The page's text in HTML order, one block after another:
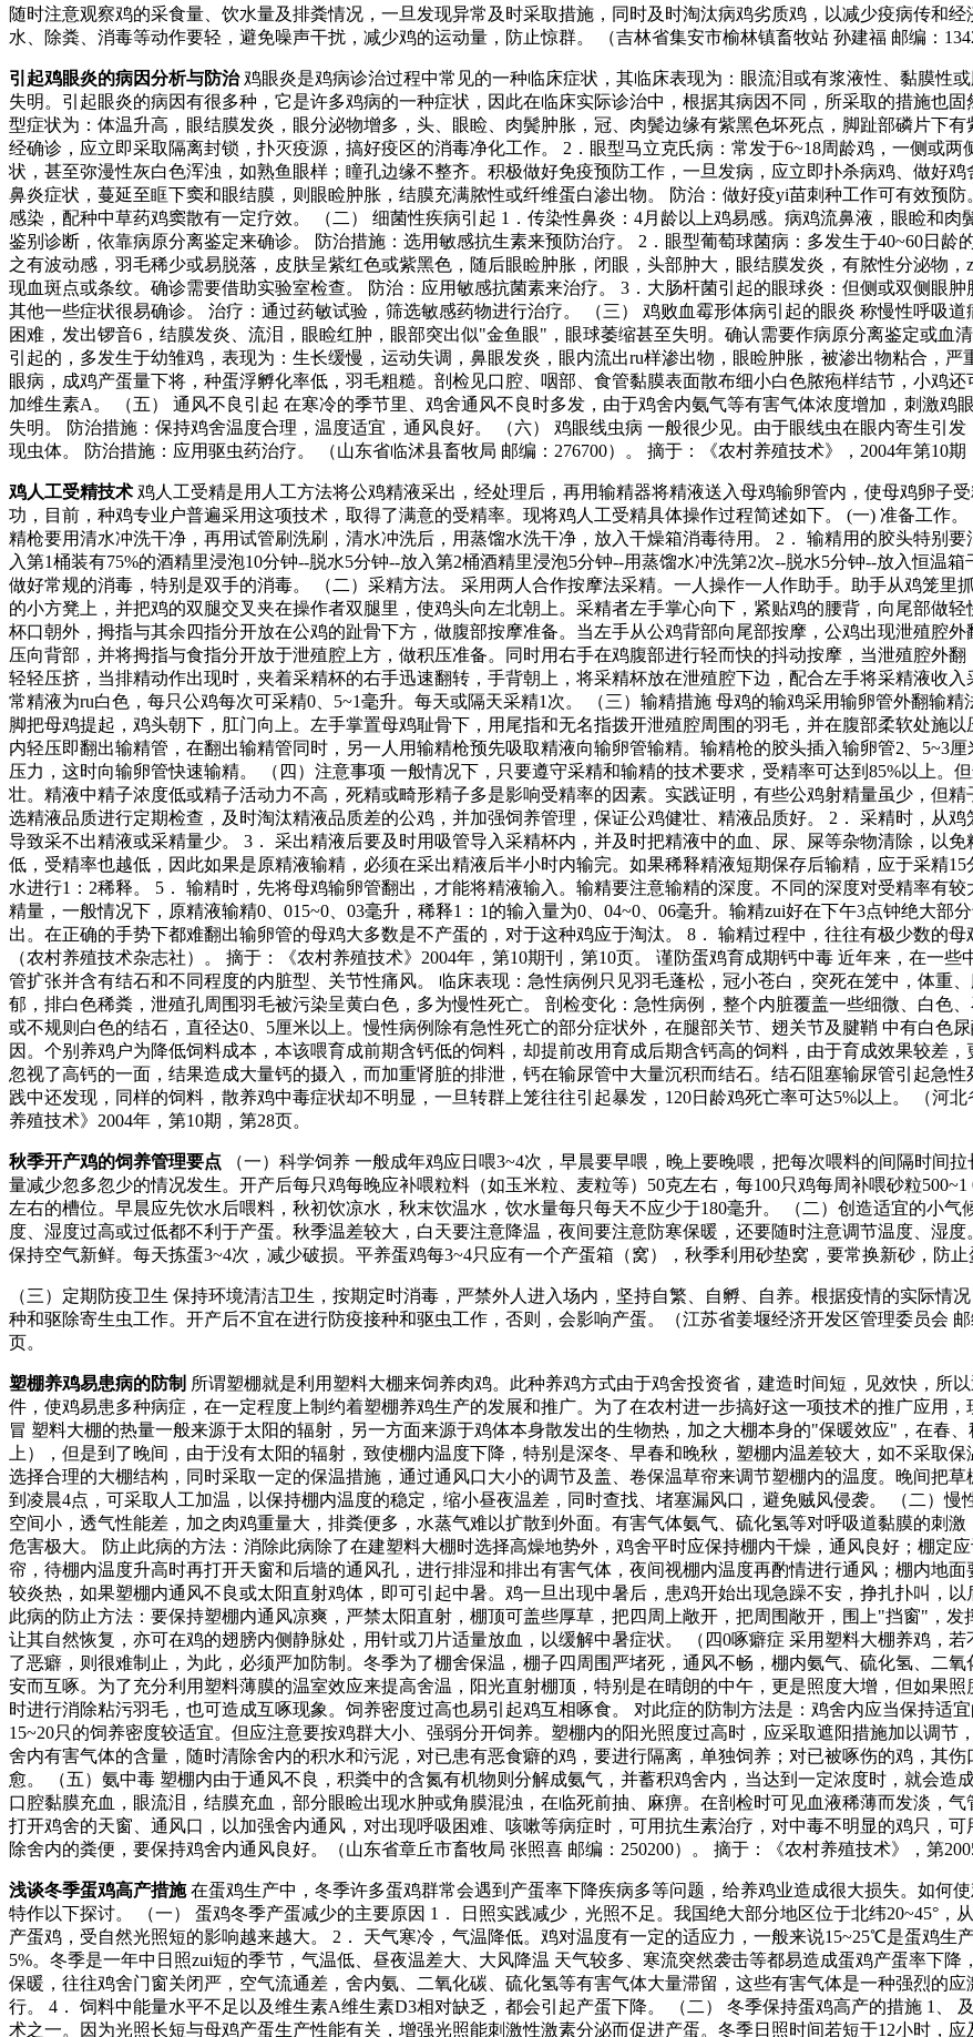
随时注意观察鸡的采食量、饮水量及排粪情况，一旦发现异常及时采取措施，同时及时淘汰病鸡劣质鸡，以减少疫病传和
水、除粪、消毒等动作要轻，避免噪声干扰，减少鸡的运动量，防止惊群。 （吉林省集安市榆林镇畜牧站 孙建福 邮编：
引起鸡眼炎的病因分析与防治鸡眼炎是鸡病诊治过程中常见的一种临床症状，其临床表现为：眼流泪或有浆液性、黏膜性
失明。引起眼炎的病因有很多种，它是许多鸡病的一种症状，因此在临床实际诊治中，根据其病因不同，所采取的措施也
型症状为：体温升高，眼结膜发炎，眼分泌物增多，头、眼睑、肉鬓肿胀，冠、肉鬓边缘有紫黑色坏死点，脚趾部磷片下
经确诊，应立即采取隔离封锁，扑灭疫源，搞好疫区的消毒净化工作。 2．眼型马立克氏病：常发于6~18周龄鸡，一侧或
状，甚至弥漫性灰白色浑浊，如熟鱼眼样；瞳孔边缘不整齐。积极做好免疫预防工作，一旦发病，应立即扑杀病鸡、做好
鼻炎症状，蔓延至眶下窦和眼结膜，则眼睑肿胀，结膜充满脓性或纤维蛋白渗出物。 防治：做好疫yi苗刺种工作可有效预
感染，配种中草药鸡窦散有一定疗效。 （二） 细菌性疾病引起 1．传染性鼻炎：4月龄以上鸡易感。病鸡流鼻液，眼睑和
鉴别诊断，依靠病原分离鉴定来确诊。 防治措施：选用敏感抗生素来预防治疗。 2．眼型葡萄球菌病：多发生于40~60日
之有波动感，羽毛稀少或易脱落，皮肤呈紫红色或紫黑色，随后眼睑肿胀，闭眼，头部肿大，眼结膜发炎，有脓性分泌物
现血斑点或条纹。确诊需要借助实验室检查。 防治：应用敏感抗菌素来治疗。 3．大肠杆菌引起的眼球炎：但侧或双侧眼
其他一些症状很易确诊。 治疗：通过药敏试验，筛选敏感药物进行治疗。 （三） 鸡败血霉形体病引起的眼炎 称慢性呼吸
困难，发出锣音6，结膜发炎、流泪，眼睑红肿，眼部突出似"金鱼眼"，眼球萎缩甚至失明。确认需要作病原分离鉴定或血
引起的，多发生于幼雏鸡，表现为：生长缓慢，运动失调，鼻眼发炎，眼内流出ru样渗出物，眼睑肿胀，被渗出物粘合，
眼病，成鸡产蛋量下将，种蛋浮孵化率低，羽毛粗糙。剖检见口腔、咽部、食管黏膜表面散布细小白色脓疱样结节，小鸡
加维生素A。 （五） 通风不良引起 在寒冷的季节里、鸡舍通风不良时多发，由于鸡舍内氨气等有害气体浓度增加，刺激鸡
失明。 防治措施：保持鸡舍温度合理，温度适宜，通风良好。 （六） 鸡眼线虫病 一般很少见。由于眼线虫在眼内寄生引
现虫体。 防治措施：应用驱虫药治疗。 （山东省临沭县畜牧局 邮编：276700）。 摘于：《农村养殖技术》，2004年第10期
鸡人工受精技术 鸡人工受精是用人工方法将公鸡精液采出，经处理后，再用输精器将精液送入母鸡输卵管内，使母鸡卵子
功，目前，种鸡专业户普遍采用这项技术，取得了满意的受精率。现将鸡人工受精具体操作过程简述如下。 (一) 准备工作
精枪要用清水冲洗干净，再用试管刷洗刷，清水冲洗后，用蒸馏水洗干净，放入干燥箱消毒待用。 2． 输精用的胶头特别
入第1桶装有75%的酒精里浸泡10分钟--脱水5分钟--放入第2桶酒精里浸泡5分钟--用蒸馏水冲洗第2次--脱水5分钟--放入恒温
做好常规的消毒，特别是双手的消毒。 （二）采精方法。 采用两人合作按摩法采精。一人操作一人作助手。助手从鸡笼
的小方凳上，并把鸡的双腿交叉夹在操作者双腿里，使鸡头向左北朝上。采精者左手掌心向下，紧贴鸡的腰背，向尾部做
杯口朝外，拇指与其余四指分开放在公鸡的趾骨下方，做腹部按摩准备。当左手从公鸡背部向尾部按摩，公鸡出现泄殖腔
压向背部，并将拇指与食指分开放于泄殖腔上方，做积压准备。同时用右手在鸡腹部进行轻而快的抖动按摩，当泄殖腔外
轻轻压挤，当排精动作出现时，夹着采精杯的右手迅速翻转，手背朝上，将采精杯放在泄殖腔下边，配合左手将采精液收
常精液为ru白色，每只公鸡每次可采精0、5~1毫升。每天或隔天采精1次。 （三）输精措施 母鸡的输鸡采用输卵管外翻输
脚把母鸡提起，鸡头朝下，肛门向上。左手掌置母鸡耻骨下，用尾指和无名指拨开泄殖腔周围的羽毛，并在腹部柔软处施
内轻压即翻出输精管，在翻出输精管同时，另一人用输精枪预先吸取精液向输卵管输精。输精枪的胶头插入输卵管2、5~3
压力，这时向输卵管快速输精。 （四）注意事项 一般情况下，只要遵守采精和输精的技术要求，受精率可达到85%以上。
壮。精液中精子浓度低或精子活动力不高，死精或畸形精子多是影响受精率的因素。实践证明，有些公鸡射精量虽少，但
选精液品质进行定期检查，及时淘汰精液品质差的公鸡，并加强饲养管理，保证公鸡健壮、精液品质好。 2． 采精时，从
导致采不出精液或采精量少。 3． 采出精液后要及时用吸管导入采精杯内，并及时把精液中的血、尿、屎等杂物清除，以
低，受精率也越低，因此如果是原精液输精，必须在采出精液后半小时内输完。如果稀释精液短期保存后输精，应于采精
水进行1：2稀释。 5． 输精时，先将母鸡输卵管翻出，才能将精液输入。输精要注意输精的深度。不同的深度对受精率有
精量，一般情况下，原精液输精0、015~0、03毫升，稀释1：1的输入量为0、04~0、06毫升。输精zui好在下午3点钟绝大部
出。在正确的手势下都难翻出输卵管的母鸡大多数是不产蛋的，对于这种鸡应于淘汰。 8． 输精过程中，往往有极少数的
（农村养殖技术杂志社）。 摘于：《农村养殖技术》2004年，第10期刊，第10页。 谨防蛋鸡育成期钙中毒 近年来，在一
管扩张并含有结石和不同程度的内脏型、关节性痛风。 临床表现：急性病例只见羽毛蓬松，冠小苍白，突死在笼中，体重
郁，排白色稀粪，泄殖孔周围羽毛被污染呈黄白色，多为慢性死亡。 剖检变化：急性病例，整个内脏覆盖一些细微、白色
或不规则白色的结石，直径达0、5厘米以上。慢性病例除有急性死亡的部分症状外，在腿部关节、翅关节及腱鞘 中有白色
因。个别养鸡户为降低饲料成本，本该喂育成前期含钙低的饲料，却提前改用育成后期含钙高的饲料，由于育成效果较差
忽视了高钙的一面，结果造成大量钙的摄入，而加重肾脏的排泄，钙在输尿管中大量沉积而结石。结石阻塞输尿管引起急
践中还发现，同样的饲料，散养鸡中毒症状却不明显，一旦转群上笼往往引起暴发，120日龄鸡死亡率可达5%以上。 （河
养殖技术》2004年，第10期，第28页。
秋季开产鸡的饲养管理要点
（一）科学饲养 一般成年鸡应日喂3~4次，早晨要早喂，晚上要晚喂，把每次喂料的间隔时间
量减少忽多忽少的情况发生。开产后每只鸡每晚应补喂粒料（如玉米粒、麦粒等）50克左右，每100只鸡每周补喂砂粒
左右的槽位。早晨应先饮水后喂料，秋初饮凉水，秋末饮温水，饮水量每只每天不应少于180毫升。 （二）创造适宜的小
度、湿度过高或过低都不利于产蛋。秋季温差较大，白天要注意降温，夜间要注意防寒保暖，还要随时注意调节温度、湿
保持空气新鲜。每天拣蛋3~4次，减少破损。平养蛋鸡每3~4只应有一个产蛋箱（窝），秋季利用砂垫窝，要常换新砂，防止
（三）定期防疫卫生 保持环境清洁卫生，按期定时消毒，严禁外人进入场内，坚持自繁、自孵、自养。根据疫情的实际情
种和驱除寄生虫工作。开产后不宜在进行防疫接种和驱虫工作，否则，会影响产蛋。（江苏省姜堰经济开发区管理委员会
页。
塑棚养鸡易患病的防制 所谓塑棚就是利用塑料大棚来饲养肉鸡。此种养鸡方式由于鸡舍投资省，建造时间短，见效快，所
件，使鸡易患多种病症，在一定程度上制约着塑棚养鸡生产的发展和推广。为了在农村进一步搞好这一项技术的推广应用
冒 塑料大棚的热量一般来源于太阳的辐射，另一方面来源于鸡体本身散发出的生物热，加之大棚本身的"保暖效应"，在春
上），但是到了晚间，由于没有太阳的辐射，致使棚内温度下降，特别是深冬、早春和晚秋，塑棚内温差较大，如不采取
选择合理的大棚结构，同时采取一定的保温措施，通过通风口大小的调节及盖、卷保温草帘来调节塑棚内的温度。晚间把
到凌晨4点，可采取人工加温，以保持棚内温度的稳定，缩小昼夜温差，同时查找、堵塞漏风口，避免贼风侵袭。 （二）
空间小，透气性能差，加之肉鸡重量大，排粪便多，水蒸气难以扩散到外面。有害气体氨气、硫化氢等对呼吸道黏膜的刺
危害极大。 防止此病的方法：消除此病除了在建塑料大棚时选择高燥地势外，鸡舍平时应保持棚内干燥，通风良好；棚定
帘，待棚内温度升高时再打开天窗和后墙的通风孔，进行排湿和排出有害气体，夜间视棚内温度再酌情进行通风；棚内地
较炎热，如果塑棚内通风不良或太阳直射鸡体，即可引起中暑。鸡一旦出现中暑后，患鸡开始出现急躁不安，挣扎扑叫，
此病的防止方法：要保持塑棚内通风凉爽，严禁太阳直射，棚顶可盖些厚草，把四周上敞开，把周围敞开，围上"挡窗"，
让其自然恢复，亦可在鸡的翅膀内侧静脉处，用针或刀片适量放血，以缓解中暑症状。 （四0啄癖症 采用塑料大棚养鸡，
了恶癖，则很难制止，为此，必须严加防制。冬季为了棚舍保温，棚子四周围严堵死，通风不畅，棚内氨气、硫化氢、二
安而互啄。为了充分利用塑料薄膜的温室效应来提高舍温，阳光直射棚顶，特别是在晴朗的中午，更是照度大增，但如果
时进行消除粘污羽毛，也可造成互啄现象。饲养密度过高也易引起鸡互相啄食。 对此症的防制方法是：鸡舍内应当保持适
15~20只的饲养密度较适宜。但应注意要按鸡群大小、强弱分开饲养。塑棚内的阳光照度过高时，应采取遮阳措施加以调
舍内有害气体的含量，随时清除舍内的积水和污泥，对已患有恶食癖的鸡，要进行隔离，单独饲养；对已被啄伤的鸡，其
愈。 （五）氨中毒 塑棚内由于通风不良，积粪中的含氮有机物则分解成氨气，并蓄积鸡舍内，当达到一定浓度时，就会造
口腔黏膜充血，眼流泪，结膜充血，部分眼睑出现水肿或角膜混浊，在临死前抽、麻痹。在剖检时可见血液稀薄而发淡，
打开鸡舍的天窗、通风口，以加强舍内通风，对出现呼吸困难、咳嗽等病症时，可用抗生素治疗，对中毒不明显的鸡只，
除舍内的粪便，要保持鸡舍内通风良好。（山东省章丘市畜牧局 张照喜 邮编：250200）。 摘于：《农村养殖技术》，第
浅谈冬季蛋鸡高产措施在蛋鸡生产中，冬季许多蛋鸡群常会遇到产蛋率下降疾病多等问题，给养鸡业造成很大损失。如何
特作以下探讨。 （一） 蛋鸡冬季产蛋减少的主要原因 1． 日照实践减少，光照不足。我国绝大部分地区位于北纬20~45°
产蛋鸡，受自然光照短的影响越来越大。 2． 天气寒冷，气温降低。鸡对温度有一定的适应力，一般来说15~25℃是蛋鸡生
5%。冬季是一年中日照zui短的季节，气温低、昼夜温差大、大风降温 天气较多、寒流突然袭击等都易造成蛋鸡产蛋率下
保暖，往往鸡舍门窗关闭严，空气流通差，舍内氨、二氧化碳、硫化氢等有害气体大量滞留，这些有害气体是一种强烈的
行。 4． 饲料中能量水平不足以及维生素A维生素D3相对缺乏，都会引起产蛋下降。 （二） 冬季保持蛋鸡高产的措施 1、
术之一。因为光照长短与母鸡产蛋生产性能有关，增强光照能刺激性激素分泌而促进产蛋。冬季日照时间若短于12小时，